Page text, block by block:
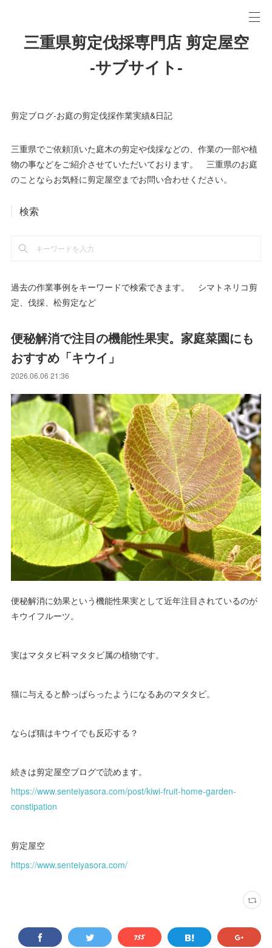
三重県剪定伐採専門店 剪定屋空
-サブサイト-
剪定ブログ-お庭の剪定伐採作業実績&日記
三重県でご依頼頂いた庭木の剪定や伐採などの、作業の一部や植
物の事などをご紹介させていただいております。 三重県のお庭
のことならお気軽に剪定屋空までお問い合わせください。
検索
過去の作業事例をキーワードで検索できます。 シマトネリコ剪
定、伐採、松剪定など
便秘解消で注目の機能性果実。家庭菜園にも
おすすめ「キウイ」
2026.06.06 21:36
便秘解消に効果という機能性果実として近年注目されているのが
キウイフルーツ。
実はマタタビ科マタタビ属の植物です。
猫に与えると酔っぱらったようになるあのマタタビ。
ならば猫はキウイでも反応する？
続きは剪定屋空ブログで読めます。
https://www.senteiyasora.com/post/kiwi-fruit-home-garden-
constipation
剪定屋空
https://www.senteiyasora.com/